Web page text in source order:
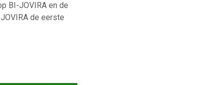
BI-JOVIRA en de
de eerste